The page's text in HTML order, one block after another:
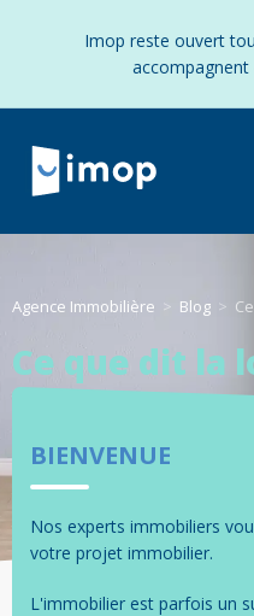
Imop reste ouvert
Agence Immobilière Blog
Ce que dit la
BIENVENUE
Nos experts immobiliers
votre projet immobilier.
L'immobilier est parfois un